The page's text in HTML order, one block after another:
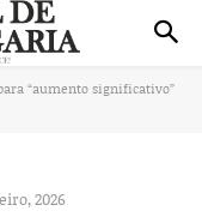
“aumento significativo”
2026